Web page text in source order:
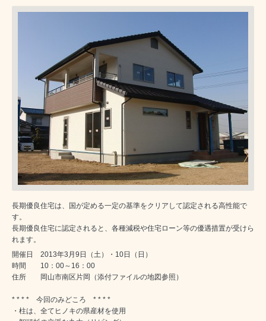
長期優良住宅は、国が定める一定の基準をクリアして認定される高性能で
す。
長期優良住宅に認定されると、各種減税や住宅ローン等の優遇措置が受けら
れます。
開催日 2013年3月9日（土）・10日（日）
時間 10：00～16：00
住所 岡山市南区片岡（添付ファイルの地図参照）
* * * * 今回のみどころ * * * *
・柱は、全てヒノキの県産材を使用